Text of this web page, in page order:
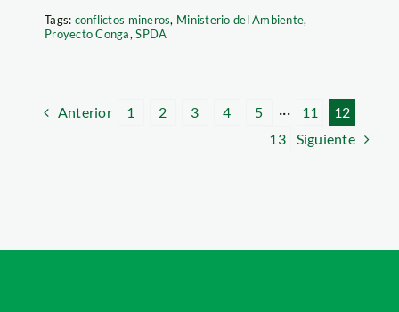
Tags: conflictos mineros, Ministerio del Ambiente,
Proyecto Conga,SPDA
Anterior 1 2 3 4 5 ··· 11
12
13
Siguiente